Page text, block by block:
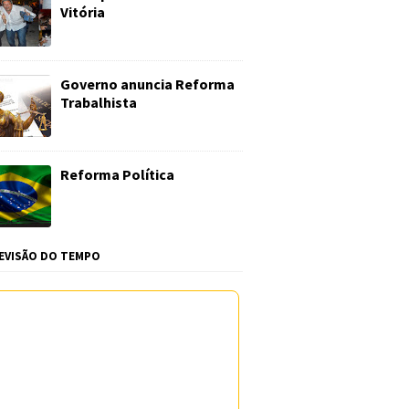
Vitória
Governo anuncia Reforma
Trabalhista
Reforma Política
DO TEMPO